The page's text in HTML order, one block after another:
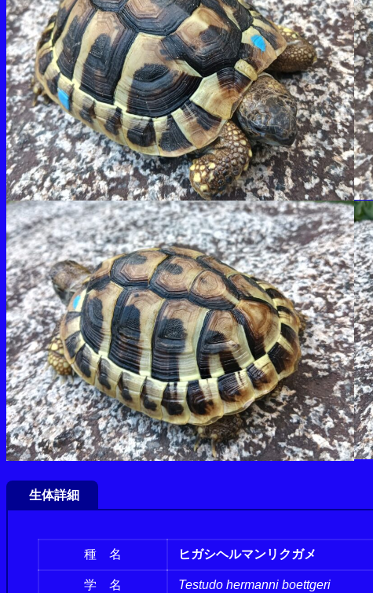
生体詳細
種 名 ヒガシヘルマンリクガメ
学 名 Testudo hermanni boettgeri